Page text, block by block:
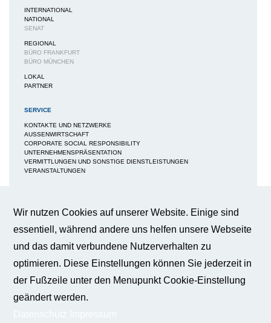
INTERNATIONAL
NATIONAL
SENAT
REGIONAL
BÜRO FRANKFURT
BÜRO MÜNCHEN
LOKAL
PARTNER
SERVICE
KONTAKTE UND NETZWERKE
AUSSENWIRTSCHAFT
CORPORATE SOCIAL RESPONSIBILITY
UNTERNEHMENSPRÄSENTATION
VERMITTLUNGEN UND SONSTIGE DIENSTLEISTUNGEN
VERANSTALTUNGEN
NEWS / BERICHTE / ARTIKEL
BROSCHÜREN
FAQS
BROSCHÜRE INNOVATION - KÜNSTLICHE INTELLIGENZ
PRESSE
Wir nutzen Cookies auf unserer Website. Einige sind
essentiell, während andere uns helfen unsere Webseite
und das damit verbundene Nutzerverhalten zu
optimieren. Diese Einstellungen können Sie jederzeit in
der Fußzeile unter den Menupunkt Cookie-Einstellung
geändert werden.